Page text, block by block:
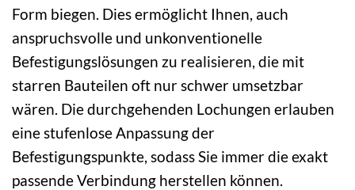
Form biegen. Dies ermöglicht Ihnen, auch
anspruchsvolle und unkonventionelle
Befestigungslösungen zu realisieren, die mit
starren Bauteilen oft nur schwer umsetzbar
wären. Die durchgehenden Lochungen erlauben
eine stufenlose Anpassung der
Befestigungspunkte, sodass Sie immer die exakt
passende Verbindung herstellen können.